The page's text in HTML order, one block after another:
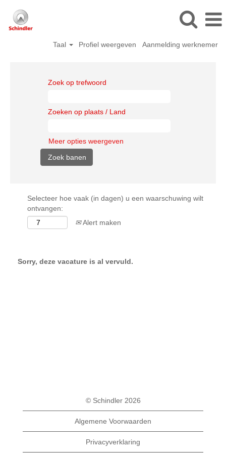
Taal Profiel weergeven Aanmelding werknemer
Zoek op trefwoord
Zoeken op plaats / Land
Meer opties weergeven
Selecteer hoe vaak (in dagen) u een waarschuwing wilt
ontvangen:
Alert maken
Sorry, deze vacature is al vervuld.
© Schindler 2026
Algemene Voorwaarden
Privacyverklaring